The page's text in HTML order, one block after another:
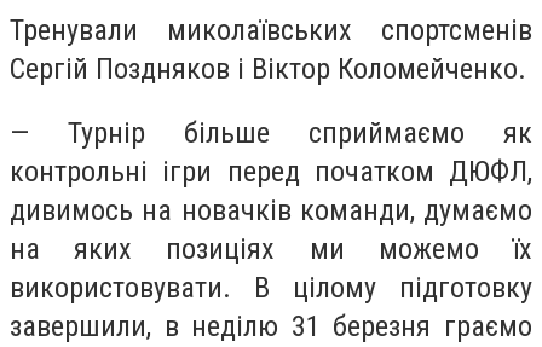
Тренували миколаївських спортсменів
Сергій Поздняков і Віктор Коломейченко.
— Турнір більше сприймаємо як
контрольні ігри перед початком ДЮФЛ,
дивимось на новачків команди, думаємо
на яких позиціях ми можемо їх
використовувати. В цілому підготовку
завершили, в неділю 31 березня граємо